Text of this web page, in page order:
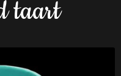
taart